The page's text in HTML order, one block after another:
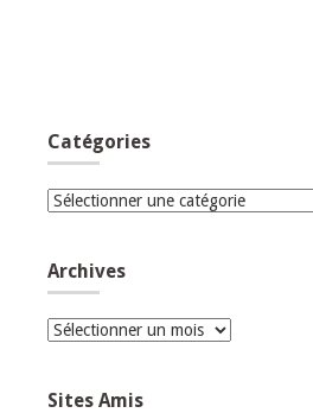
Catégories
Catégories
Archives
Archives
Sites Amis